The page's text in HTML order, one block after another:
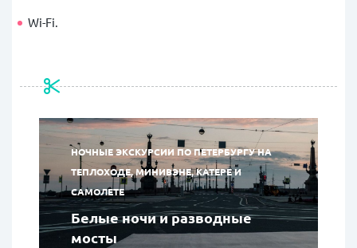
Wi-Fi.
НОЧНЫЕ ЭКСКУРСИИ ПО ПЕТЕРБУРГУ НА
ТЕПЛОХОДЕ, МИНИВЭНЕ, КАТЕРЕ И
САМОЛЕТЕ
Белые ночи и разводные
мосты